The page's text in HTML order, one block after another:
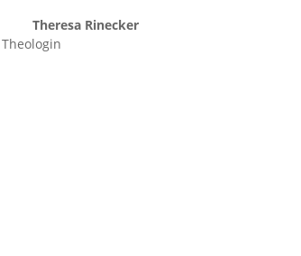
Theresa Rinecker
Theologin